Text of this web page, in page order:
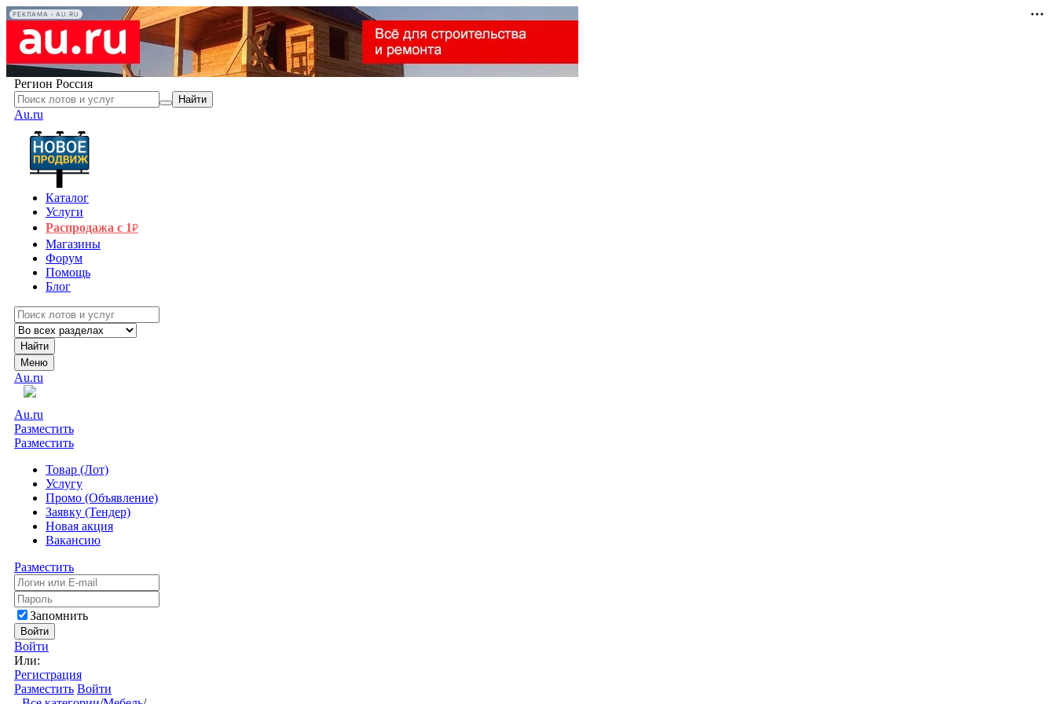
РЕКЛАМА • AU.RU
Регион Россия
Найти
Au.ru
Каталог
Услуги
Распродажа с 1₽
Магазины
Форум
Помощь
Блог
Найти
Меню
Au.ru
Au.ru
Разместить
Разместить
Товар (Лот)
Услугу
Промо (Объявление)
Заявку (Тендер)
Новая акция
Вакансию
Разместить
Запомнить
Войти
Войти
Или:
Регистрация
Разместить Войти